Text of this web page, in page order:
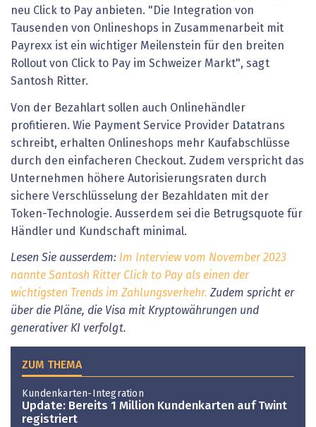
neu Click to Pay anbieten. "Die Integration von
Tausenden von Onlineshops in Zusammenarbeit mit
Payrexx ist ein wichtiger Meilenstein für den breiten
Rollout von Click to Pay im Schweizer Markt", sagt
Santosh Ritter.
Von der Bezahlart sollen auch Onlinehändler
profitieren. Wie Payment Service Provider Datatrans
schreibt, erhalten Onlineshops mehr Kaufabschlüsse
durch den einfacheren Checkout. Zudem verspricht das
Unternehmen höhere Autorisierungsraten durch
sichere Verschlüsselung der Bezahldaten mit der
Token-Technologie. Ausserdem sei die Betrugsquote für
Händler und Kundschaft minimal.
Lesen Sie ausserdem: Im Interview vom November 2023
nannte Santosh Ritter Click to Pay als einen der
wichtigsten Trends im Zahlungsverkehr. Zudem spricht er
über die Pläne, die Visa mit Kryptowährungen und
generativer KI verfolgt.
ZUM THEMA
Kundenkarten-Integration
Update: Bereits 1 Million Kundenkarten auf Twint
registriert